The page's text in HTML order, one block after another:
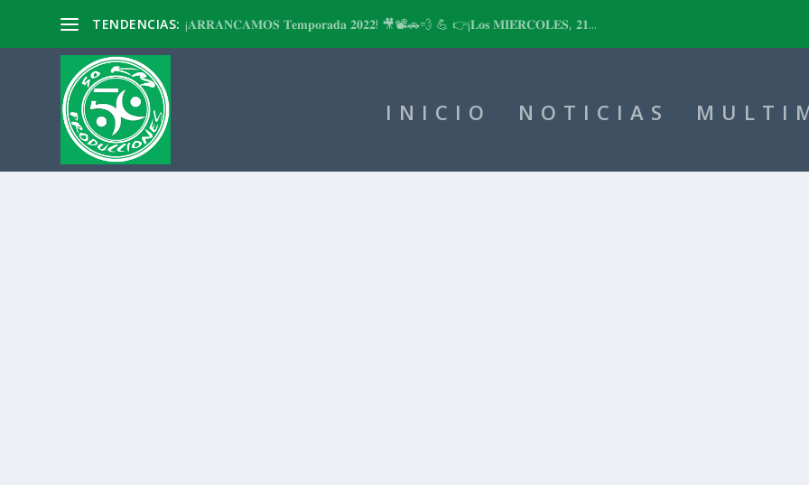
TENDENCIAS: ¡𝐀𝐑𝐑𝐀𝐍𝐂𝐀𝐌𝐎𝐒 𝐓𝐞𝐦𝐩𝐨𝐫𝐚𝐝𝐚 𝟐𝟎𝟐𝟐! 🎥📽🚗💨 💪 👉¡𝐋𝐨𝐬 𝐌𝐈𝐄́𝐑𝐂𝐎𝐋𝐄𝐒, 𝟐𝟏...
INICIO NOTICIAS